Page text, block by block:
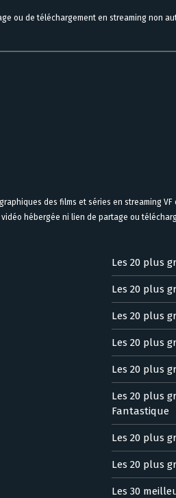
ou de téléchargement en streaming non
des films et séries en streaming
hébergée ni lien de partage ou
Les 20 plus
Les 20 plus
Les 20 plus
Les 20 plus
Les 20 plus
Les 20 plus
Fantastique
Les 20 plus
Les 20 plus
Les 30